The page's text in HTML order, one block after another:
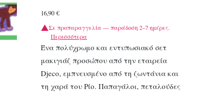
16,90 €
Σε προπαραγγελία — παράδοση 2–7 ημέρες.
Περισσότερα
Ένα πολύχρωμο και εντυπωσιακό σετ
μακιγιάζ προσώπου από την εταιρεία
Djeco, εμπνευσμένο από τη ζωντάνια και
τη χαρά του Ρίο. Παπαγάλοι, πεταλούδες